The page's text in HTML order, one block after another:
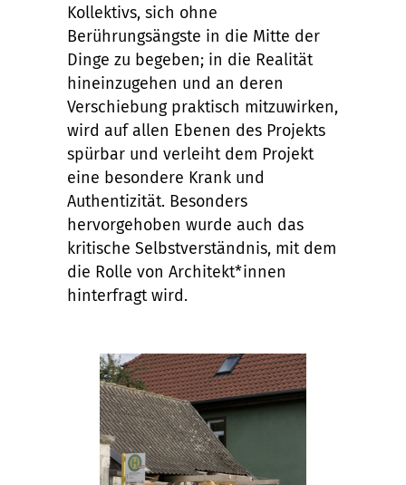
Kollektivs, sich ohne
Berührungsängste in die Mitte der
Dinge zu begeben; in die Realität
hineinzugehen und an deren
Verschiebung praktisch mitzuwirken,
wird auf allen Ebenen des Projekts
spürbar und verleiht dem Projekt
eine besondere Krank und
Authentizität. Besonders
hervorgehoben wurde auch das
kritische Selbstverständnis, mit dem
die Rolle von Architekt*innen
hinterfragt wird.